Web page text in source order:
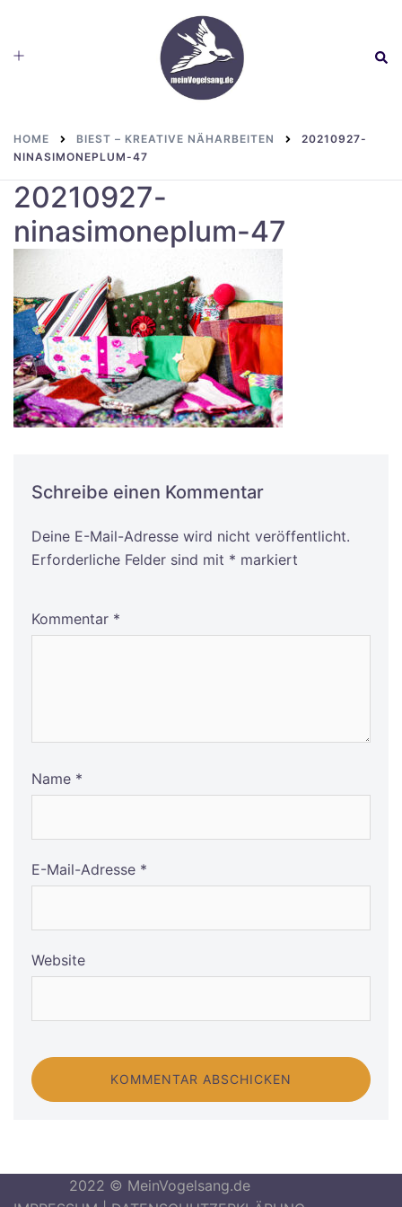
content
Toggle
HOME BIEST – KREATIVE NÄHARBEITEN
20210927-
NINASIMONEPLUM-47
20210927-
ninasimoneplum-47
Schreibe einen Kommentar
Deine E-Mail-Adresse wird nicht veröffentlicht.
Erforderliche Felder sind mit * markiert
Kommentar *
Name *
E-Mail-Adresse *
Website
Alternative:
2022 © MeinVogelsang.de